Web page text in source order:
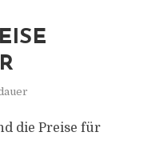
die Preise für